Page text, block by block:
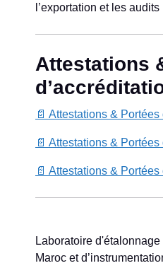
l’exportation et les
Attestations
📄 Attestations &
📄 Attestations &
📄 Attestations &
Laboratoire
Maroc et